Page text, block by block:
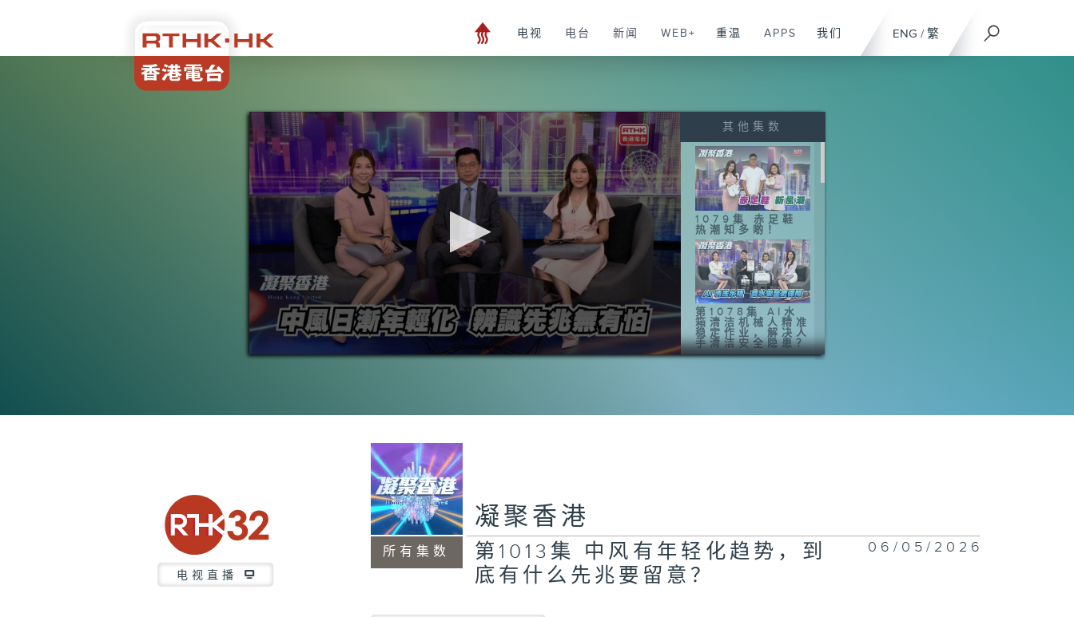
ENG / 繁
电视 电台 新闻 WEB+ 重温 APPS 我们
0
其他集数
1079集 赤足鞋
热潮知多啲！
第1078集 AI水
箱清洁机械人精准
稳定作业，解决人
手清洁安全隐患？
废新市场，助大众
在日常轻松减废
电视直播
所有集数
凝聚香港
第1013集 中风有年轻化趋势，到
底有什么先兆要留意？
06/05/2026